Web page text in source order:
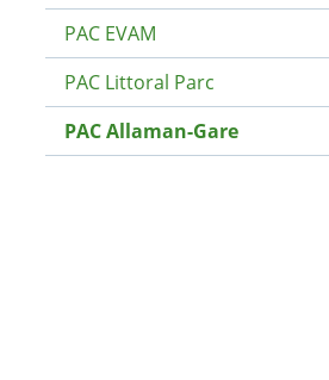
PAC EVAM
PAC Littoral Parc
PAC Allaman-Gare